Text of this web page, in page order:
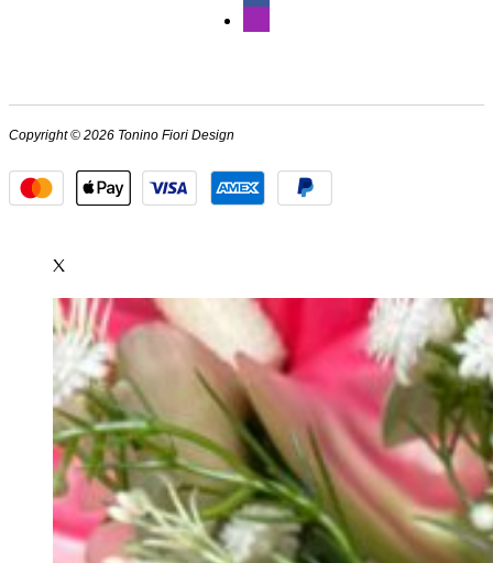
Copyright © 2026 Tonino Fiori Design
X